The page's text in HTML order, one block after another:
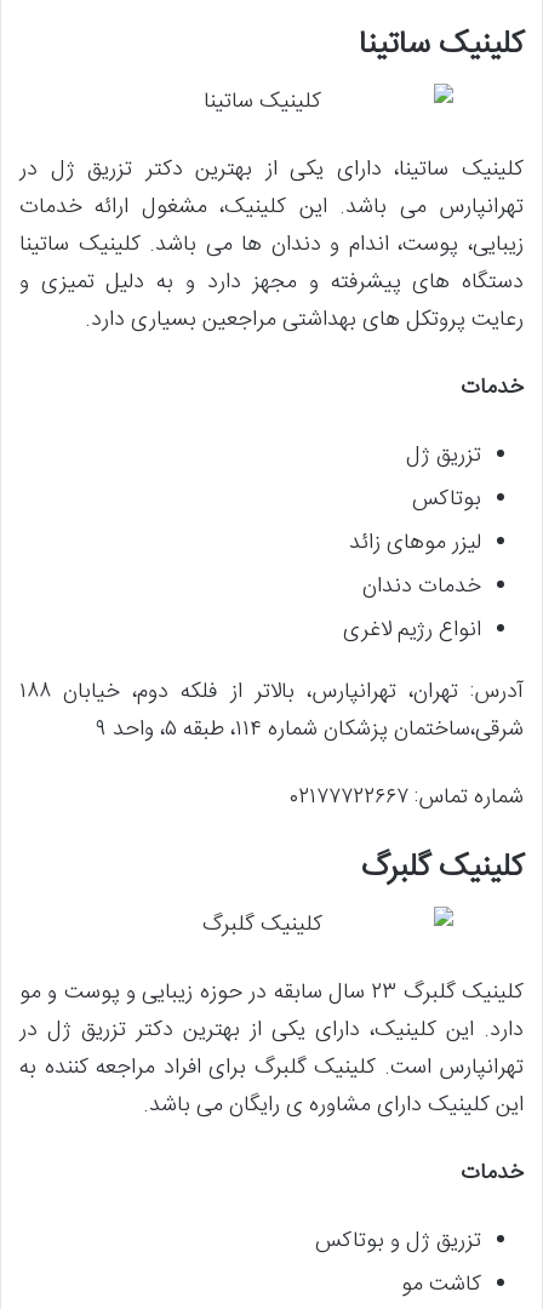
کلینیک ساتینا
کلینیک ساتینا، دارای یکی از بهترین دکتر تزریق ژل در
تهرانپارس می باشد. این کلینیک، مشغول ارائه خدمات
زیبایی، پوست، اندام و دندان ها می باشد. کلینیک ساتینا
دستگاه های پیشرفته و مجهز دارد و به دلیل تمیزی و
رعایت پروتکل های بهداشتی مراجعین بسیاری دارد.
خدمات
تزریق ژل
بوتاکس
لیزر موهای زائد
خدمات دندان
انواع رژیم لاغری
آدرس: تهران، تهرانپارس، بالاتر از فلکه دوم، خیابان ۱۸۸
شرقی،ساختمان پزشکان شماره ۱۱۴، طبقه ۵، واحد ۹
شماره تماس: ۰۲۱۷۷۷۲۲۶۶۷
کلینیک گلبرگ
کلینیک گلبرگ ۲۳ سال سابقه در حوزه زیبایی و پوست و مو
دارد. این کلینیک، دارای یکی از بهترین دکتر تزریق ژل در
تهرانپارس است. کلینیک گلبرگ برای افراد مراجعه کننده به
این کلینیک دارای مشاوره ی رایگان می باشد.
خدمات
تزریق ژل و بوتاکس
کاشت مو